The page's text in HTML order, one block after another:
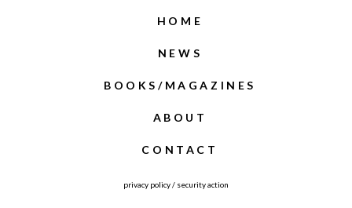
HOME
NEWS
BOOKS/MAGAZINES
ABOUT
CONTACT
privacy policy/ security action